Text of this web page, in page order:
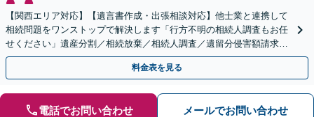
【関西エリア対応】【遺言書作成・出張相談対応】他士業と連携して
相続問題をワンストップで解決します「行方不明の相続人調査もお任
せください」遺産分割／相続放棄／相続人調査／遺留分侵害額請求／
登記など【休日・夜間面談可】【分割払い対応】
料金表を見る
電話でお問い合わせ メールでお問い合わせ